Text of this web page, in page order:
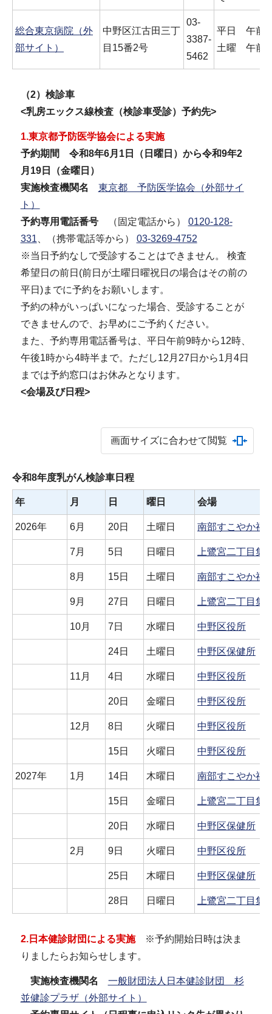
総合東京病院（外
部サイト）
中野区江古田三丁
目15番2号
03-
3387-
5462
平日 午前8
土曜 午前8
（2）検診車
<乳房エックス線検査（検診車受診）予約先>
1.東京都予防医学協会による実施
予約期間 令和8年6月1日（日曜日）から令和9年2
月19日（金曜日）
実施検査機関名
東京都 予防医学協会（外部サイ
ト）
予約専用電話番号（固定電話から） 0120-128-
331 、（携帯電話等から） 03‐3269‐4752
※当日予約なしで受診することはできません。 検査
希望日の前日(前日が土曜日曜祝日の場合はその前の
平日)までに予約をお願いします。
予約の枠がいっぱいになった場合、受診することが
できませんので、お早めにご予約ください。
また、予約専用電話番号は、平日午前9時から12時、
午後1時から4時半まで。ただし12月27日から1月4日
までは予約窓口はお休みとなります。
<会場及び日程>
画面サイズに合わせて閲覧
令和8年度乳がん検診車日程
年 月 日 曜日 会場
2026年 6月 20日 土曜日 南部すこやか福
7月 5日 日曜日 上鷺宮二丁目集
8月 15日 土曜日 南部すこやか福
9月 27日 日曜日 上鷺宮二丁目集
10月 7日 水曜日 中野区役所
24日 土曜日 中野区保健所
11月 4日 水曜日 中野区役所
20日 金曜日 中野区役所
12月 8日 火曜日 中野区役所
15日 火曜日 中野区役所
2027年 1月 14日 木曜日 南部すこやか福
15日 金曜日 上鷺宮二丁目集
20日 水曜日 中野区保健所
2月 9日 火曜日 中野区役所
25日 木曜日 中野区保健所
28日 日曜日 上鷺宮二丁目集
2.日本健診財団による実施※予約開始日時は決ま
りましたらお知らせします。
実施検査機関名 一般財団法人日本健診財団 杉
並健診プラザ（外部サイト）